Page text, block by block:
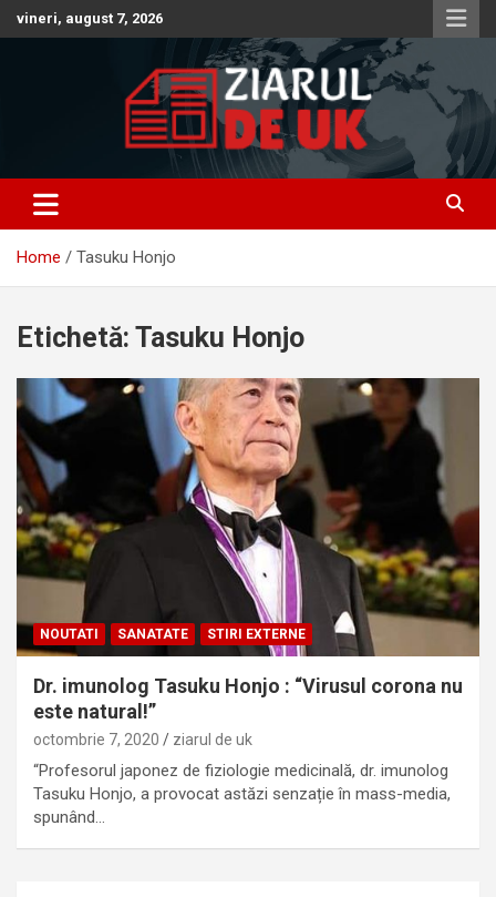
Skip
to
vineri, august 7, 2026
Anunturi UK – Stiri UK – Ziarul
de UK – Ziar Romanesc UK –
Informatii Utile
Anunturi – Stiri – Informatii Utile
Home Tasuku Honjo
Etichetă: Tasuku Honjo
NOUTATI SANATATE STIRI EXTERNE
Dr. imunolog Tasuku Honjo : “Virusul corona nu
este natural!”
octombrie 7, 2020 ziarul de uk
“Profesorul japonez de fiziologie medicinală, dr. imunolog
Tasuku Honjo, a provocat astăzi senzație în mass-media,
spunând…